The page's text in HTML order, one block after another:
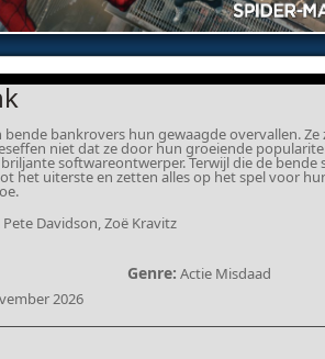
bankrovers hun gewaagde overvallen. Ze
niet dat ze door hun groeiende
softwareontwerper. Terwijl die de bende
het uiterste en zetten alles op het spel voor
Davidson, Zoë Kravitz
Genre: Actie Misdaad
2026